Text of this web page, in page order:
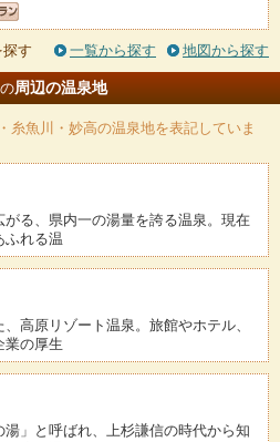
す 一覧から探す 地図から探す
周辺の温泉地
糸魚川・妙高の温泉地を表記していま
がる、県内一の湯量を誇る温泉。現在
ふれる温
高原リゾート温泉。旅館やホテル、
業の厚生
湯」と呼ばれ、上杉謙信の時代から知